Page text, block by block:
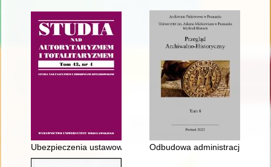
Ubezpieczenia ustawowe w PRL jako instytucja ubezpieczeń
Odbudowa administracji